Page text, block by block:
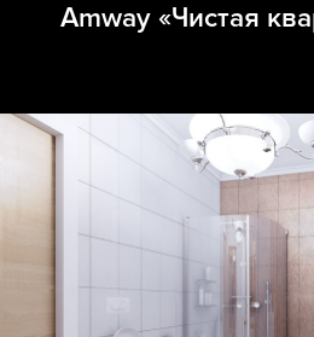
Amway «Чистая